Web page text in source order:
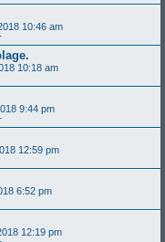
10:46 am
10:18 am
9:44 pm
12:59 pm
6:52 pm
12:19 pm